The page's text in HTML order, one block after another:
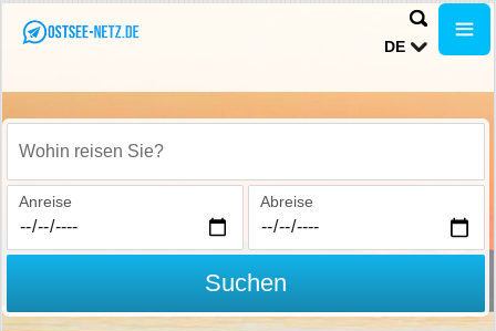
DE
Wohin reisen Sie?
Anreise Abreise
Suchen